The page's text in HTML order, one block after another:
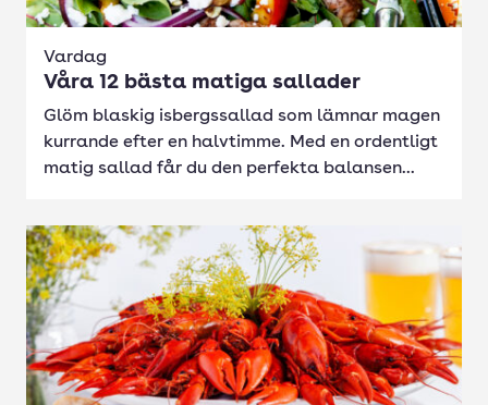
Vardag
Våra 12 bästa matiga sallader
Glöm blaskig isbergssallad som lämnar magen
kurrande efter en halvtimme. Med en ordentligt
matig sallad får du den perfekta balansen...